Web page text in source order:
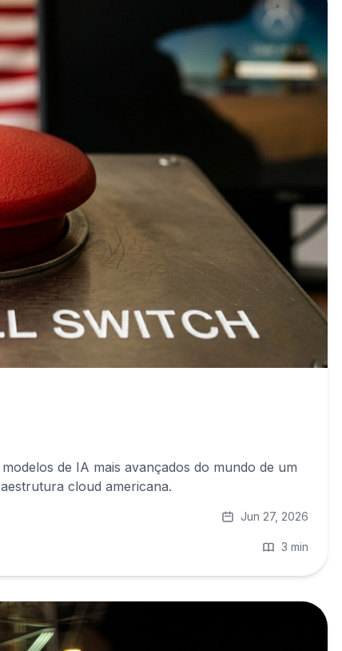
de IA mais avançados do mundo de um
cloud americana.
Jun 27, 2026
3 min